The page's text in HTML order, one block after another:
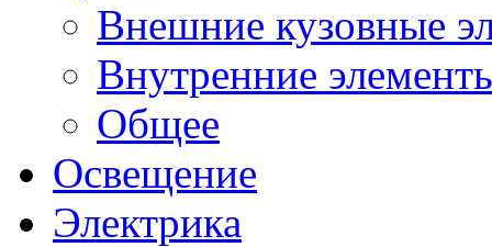
Внешние кузовные
Внутренние
Общее
Освещение
Электрика